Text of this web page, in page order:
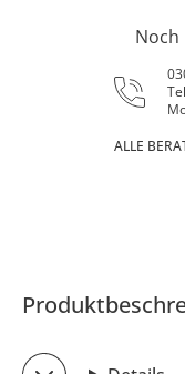
Noch
ALLE